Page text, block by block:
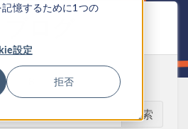
憶するために1つの
設定
拒否
ログ
:
検索